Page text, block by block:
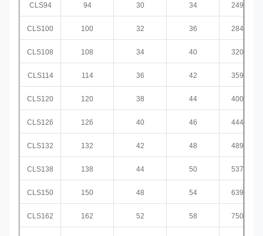
CLS94 94 30 34 249,8
CLS100 100 32 36 284,2
CLS108 108 34 40 320,9
CLS114 114 36 42 359,7
CLS120 120 38 44 400,8
CLS126 126 40 46 444,1
CLS132 132 42 48 489,6
CLS138 138 44 50 537,4
CLS150 150 48 54 639,5
CLS162 162 52 58 750,6